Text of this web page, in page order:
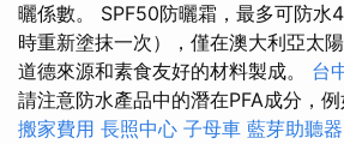
曬係數。 SPF50防曬霜，最多可防水
時重新塗抹一次），僅在澳大利亞太
道德來源和素食友好的材料製成。 台
請注意防水產品中的潛在PFA成分，
搬家費用 長照中心 子母車 藍芽助聽器